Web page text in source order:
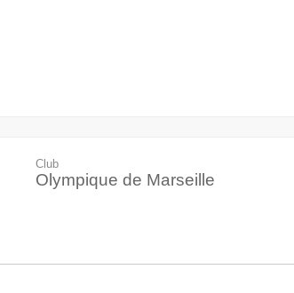
Club
Olympique de Marseille